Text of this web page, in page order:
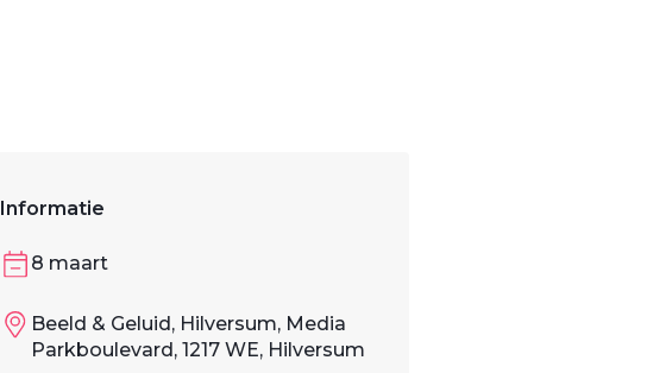
Informatie
8 maart
Beeld & Geluid, Hilversum, Media
Parkboulevard, 1217 WE, Hilversum